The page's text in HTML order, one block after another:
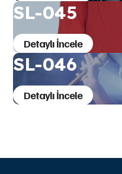
SL-045
Detaylı İncele
SL-046
Detaylı İncele